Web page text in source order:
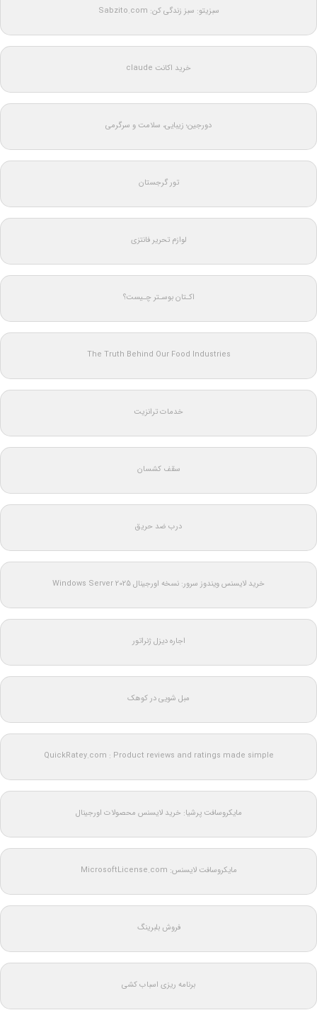
سبزیتو: سبز زندگی کن: Sabzito.com
خرید اکانت claude
دورجین؛ زیبایی، سلامت و سرگرمی
تور گرجستان
لوازم تحریر فانتزی
اکـتان بوسـتر چـیست؟
The Truth Behind Our Food Industries
خدمات ترانزیت
سقف کشسان
درب ضد حریق
خرید لایسنس ویندوز سرور: نسخه اورجینال Windows Server 2025
اجاره دیزل ژنراتور
مبل شویی در کوهک
QuickRatey.com : Product reviews and ratings made simple
مایکروسافت پرشیا: خرید لایسنس محصولات اورجینال
مایکروسافت لایسنس: MicrosoftLicense.com
فروش بلبرینگ
برنامه ریزی اسباب کشی